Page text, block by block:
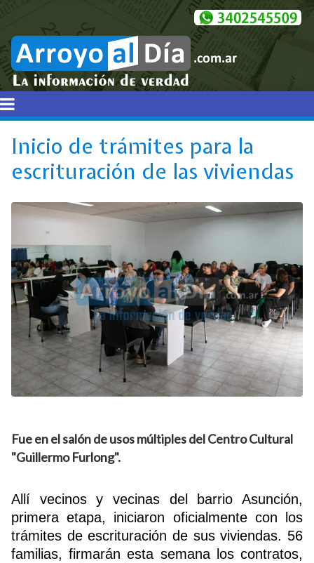
Inicio de trámites para la
escrituración de las viviendas
Fue en el salón de usos múltiples del Centro Cultural
"Guillermo Furlong".
Allí vecinos y vecinas del barrio Asunción,
primera etapa, iniciaron oficialmente con los
trámites de escrituración de sus viviendas. 56
familias, firmarán esta semana los contratos,